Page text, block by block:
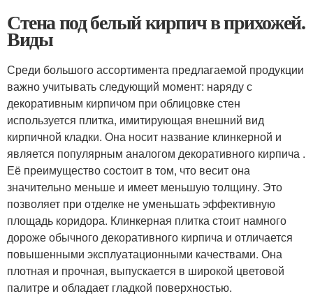
Стена под белый кирпич в прихожей.
Виды
Среди большого ассортимента предлагаемой продукции
важно учитывать следующий момент: наряду с
декоративным кирпичом при облицовке стен
используется плитка, имитирующая внешний вид
кирпичной кладки. Она носит название клинкерной и
является популярным аналогом декоративного кирпича .
Её преимущество состоит в том, что весит она
значительно меньше и имеет меньшую толщину. Это
позволяет при отделке не уменьшать эффективную
площадь коридора. Клинкерная плитка стоит намного
дороже обычного декоративного кирпича и отличается
повышенными эксплуатационными качествами. Она
плотная и прочная, выпускается в широкой цветовой
палитре и обладает гладкой поверхностью.